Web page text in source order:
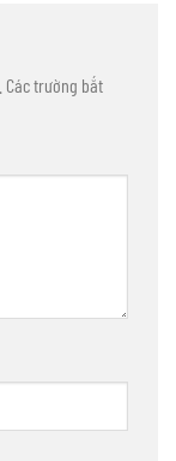
Các trường bắt